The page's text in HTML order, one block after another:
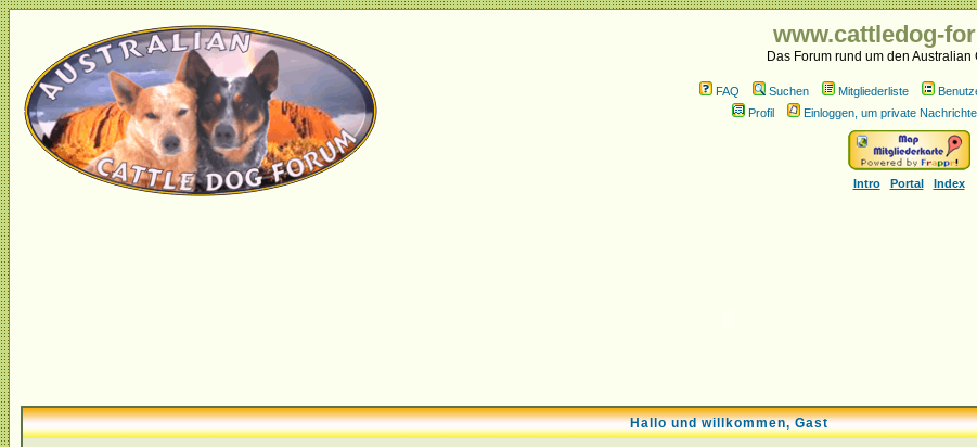
www.cattledog-
Das Forum rund um den Australian
FAQ Suchen Mitgliederliste
Profil
Einloggen, um private
Intro Portal Index
Hallo und willkommen, Gast